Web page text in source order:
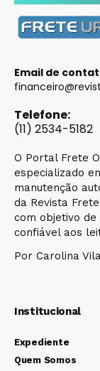
Email de
Telefone:
(11) 2534-5182
O Portal Frete
especializado
manutenção
da Revista
com objetivo
confiável aos
Por Carolina
Institucional
Expediente
Quem Somos